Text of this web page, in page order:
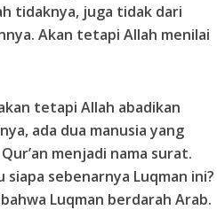
tidaknya, juga tidak dari
Akan tetapi Allah menilai
tetapi Allah abadikan
ada dua manusia yang
menjadi nama surat.
siapa sebenarnya Luqman ini?
Luqman berdarah Arab.